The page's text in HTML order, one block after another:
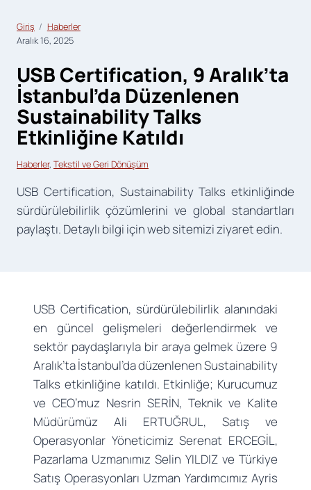
Giriş
Haberler
Aralık 16, 2025
USB Certification, 9 Aralık’ta
İstanbul’da Düzenlenen
Sustainability Talks
Etkinliğine Katıldı
Haberler, Tekstil ve Geri Dönüşüm
USB Certification, Sustainability Talks etkinliğinde
sürdürülebilirlik çözümlerini ve global standartları
paylaştı. Detaylı bilgi için web sitemizi ziyaret edin.
USB Certification, sürdürülebilirlik alanındaki
en güncel gelişmeleri değerlendirmek ve
sektör paydaşlarıyla bir araya gelmek üzere 9
Aralık’ta İstanbul’da düzenlenen Sustainability
Talks etkinliğine katıldı. Etkinliğe; Kurucumuz
ve CEO’muz Nesrin SERİN, Teknik ve Kalite
Müdürümüz Ali ERTUĞRUL, Satış ve
Operasyonlar Yöneticimiz Serenat ERCEGİL,
Pazarlama Uzmanımız Selin YILDIZ ve Türkiye
Satış Operasyonları Uzman Yardımcımız Ayris